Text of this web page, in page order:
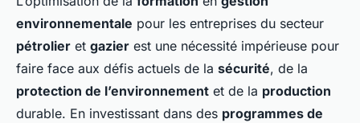
environnementale pour les entreprises du secteur
pétrolier et gazier est une nécessité impérieuse pour
faire face aux défis actuels de la sécurité, de la
protection de l’environnement et de la production
durable. En investissant dans des programmes de